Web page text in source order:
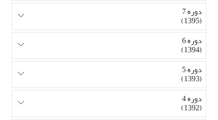
دوره 7
(1395)
دوره 6
(1394)
دوره 5
(1393)
دوره 4
(1392)